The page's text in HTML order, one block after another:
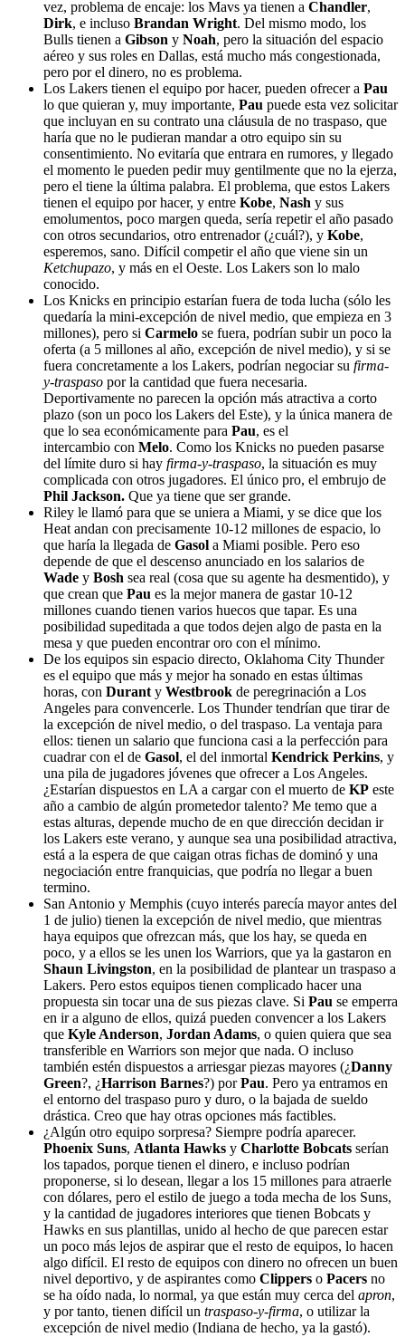
vez, problema de encaje: los Mavs ya tienen a Chandler,
Dirk, e incluso Brandan Wright. Del mismo modo, los
Bulls tienen a Gibson y Noah, pero la situación del espacio
aéreo y sus roles en Dallas, está mucho más congestionada,
pero por el dinero, no es problema.
Los Lakers tienen el equipo por hacer, pueden ofrecer a Pau
lo que quieran y, muy importante, Pau puede esta vez solicitar
que incluyan en su contrato una cláusula de no traspaso, que
haría que no le pudieran mandar a otro equipo sin su
consentimiento. No evitaría que entrara en rumores, y llegado
el momento le pueden pedir muy gentilmente que no la ejerza,
pero el tiene la última palabra. El problema, que estos Lakers
tienen el equipo por hacer, y entre Kobe, Nash y sus
emolumentos, poco margen queda, sería repetir el año pasado
con otros secundarios, otro entrenador (¿cuál?), y Kobe,
esperemos, sano. Difícil competir el año que viene sin un
Ketchupazo, y más en el Oeste. Los Lakers son lo malo
conocido.
Los Knicks en principio estarían fuera de toda lucha (sólo les
quedaría la mini-excepción de nivel medio, que empieza en 3
millones), pero si Carmelo se fuera, podrían subir un poco la
oferta (a 5 millones al año, excepción de nivel medio), y si se
fuera concretamente a los Lakers, podrían negociar su firma-
y-traspaso por la cantidad que fuera necesaria.
Deportivamente no parecen la opción más atractiva a corto
plazo (son un poco los Lakers del Este), y la única manera de
que lo sea económicamente para Pau, es el
intercambio con Melo. Como los Knicks no pueden pasarse
del límite duro si hay firma-y-traspaso, la situación es muy
complicada con otros jugadores. El único pro, el embrujo de
Phil Jackson. Que ya tiene que ser grande.
Riley le llamó para que se uniera a Miami, y se dice que los
Heat andan con precisamente 10-12 millones de espacio, lo
que haría la llegada de Gasol a Miami posible. Pero eso
depende de que el descenso anunciado en los salarios de
Wade y Bosh sea real (cosa que su agente ha desmentido), y
que crean que Pau es la mejor manera de gastar 10-12
millones cuando tienen varios huecos que tapar. Es una
posibilidad supeditada a que todos dejen algo de pasta en la
mesa y que pueden encontrar oro con el mínimo.
De los equipos sin espacio directo, Oklahoma City Thunder
es el equipo que más y mejor ha sonado en estas últimas
horas, con Duranty Westbrook de peregrinación a Los
Angeles para convencerle. Los Thunder tendrían que tirar de
la excepción de nivel medio, o del traspaso. La ventaja para
ellos: tienen un salario que funciona casi a la perfección para
cuadrar con el de Gasol, el del inmortal Kendrick Perkins, y
una pila de jugadores jóvenes que ofrecer a Los Angeles.
¿Estarían dispuestos en LA a cargar con el muerto de KP este
año a cambio de algún prometedor talento? Me temo que a
estas alturas, depende mucho de en que dirección decidan ir
los Lakers este verano, y aunque sea una posibilidad atractiva,
está a la espera de que caigan otras fichas de dominó y una
negociación entre franquicias, que podría no llegar a buen
termino.
San Antonio y Memphis (cuyo interés parecía mayor antes del
1 de julio) tienen la excepción de nivel medio, que mientras
haya equipos que ofrezcan más, que los hay, se queda en
poco, y a ellos se les unen los Warriors, que ya la gastaron en
Shaun Livingston, en la posibilidad de plantear un traspaso a
Lakers. Pero estos equipos tienen complicado hacer una
propuesta sin tocar una de sus piezas clave. Si Pau se emperra
en ir a alguno de ellos, quizá pueden convencer a los Lakers
que Kyle Anderson, Jordan Adams, o quien quiera que sea
transferible en Warriors son mejor que nada. O incluso
también estén dispuestos a arriesgar piezas mayores (¿Danny
Green?, ¿Harrison Barnes?) porPau. Pero ya entramos en
el entorno del traspaso puro y duro, o la bajada de sueldo
drástica. Creo que hay otras opciones más factibles.
¿Algún otro equipo sorpresa? Siempre podría aparecer.
Phoenix Suns, Atlanta Hawks y Charlotte Bobcats serían
los tapados, porque tienen el dinero, e incluso podrían
proponerse, si lo desean, llegar a los 15 millones para atraerle
con dólares, pero el estilo de juego a toda mecha de los Suns,
y la cantidad de jugadores interiores que tienen Bobcats y
Hawks en sus plantillas, unido al hecho de que parecen estar
un poco más lejos de aspirar que el resto de equipos, lo hacen
algo difícil. El resto de equipos con dinero no ofrecen un buen
nivel deportivo, y de aspirantes como Clippers o Pacers no
se ha oído nada, lo normal, ya que están muy cerca del apron,
y por tanto, tienen difícil un traspaso-y-firma, o utilizar la
excepción de nivel medio (Indiana de hecho, ya la gastó).